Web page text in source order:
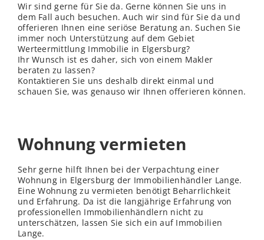
Wir sind gerne für Sie da. Gerne können Sie uns in
dem Fall auch besuchen. Auch wir sind für Sie da und
offerieren Ihnen eine seriöse Beratung an. Suchen Sie
immer noch Unterstützung auf dem Gebiet
Werteermittlung Immobilie in Elgersburg?
Ihr Wunsch ist es daher, sich von einem Makler
beraten zu lassen?
Kontaktieren Sie uns deshalb direkt einmal und
schauen Sie, was genauso wir Ihnen offerieren können.
Wohnung vermieten
Sehr gerne hilft Ihnen bei der Verpachtung einer
Wohnung in Elgersburg der Immobilienhändler Lange.
Eine Wohnung zu vermieten benötigt Beharrlichkeit
und Erfahrung. Da ist die langjährige Erfahrung von
professionellen Immobilienhändlern nicht zu
unterschätzen, lassen Sie sich ein auf Immobilien
Lange.